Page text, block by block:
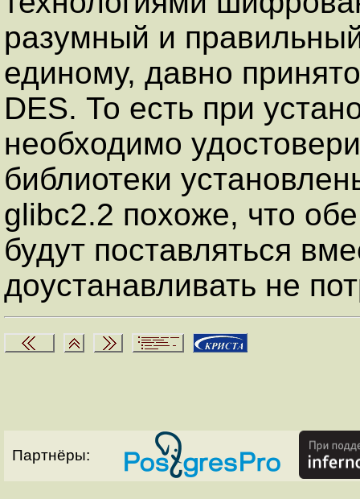
разумный и
единому, давно
DES. То есть при
необходимо
библиотеки
glibc2.2 похоже, что
будут поставляться
доустанавливать не
Партнёры: